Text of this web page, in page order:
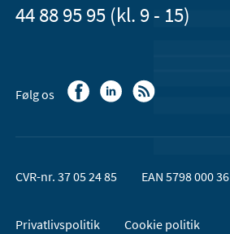
44 88 95 95 (kl. 9 - 15)
Følg os
CVR-nr. 37 05 24 85 EAN 5798 000
Privatlivspolitik
Cookie politik